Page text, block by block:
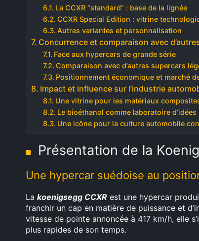
La CCXR “standard” : base de la lignée
CCXR Special Edition : vitrine
Autres variantes et personnalisation
Concurrence et comparaison avec
Face aux hypercars de grande série
Comparaison avec d’autres supercars
Positionnement économique et marché
Impact et influence sur l’industrie
Une vitrine pour les matériaux
Le bioéthanol comme laboratoire d’idées
Une icône pour la culture automobile
Présentation de la
Une hypercar suédoise au
La koenigsegg CCXR est une hypercar
franchir un cap en matière de puissance et
vitesse de pointe annoncée à 417 km/h, elle
plus rapides de son temps.